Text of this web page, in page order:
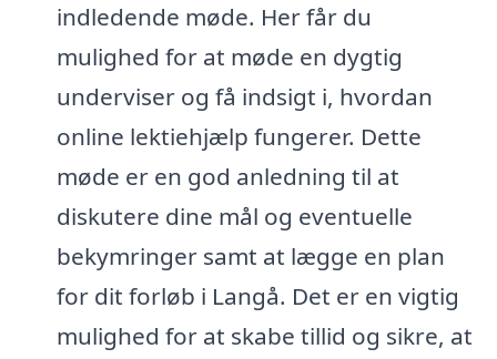
indledende møde. Her får du
mulighed for at møde en dygtig
underviser og få indsigt i, hvordan
online lektiehjælp fungerer. Dette
møde er en god anledning til at
diskutere dine mål og eventuelle
bekymringer samt at lægge en plan
for dit forløb i Langå. Det er en vigtig
mulighed for at skabe tillid og sikre, at